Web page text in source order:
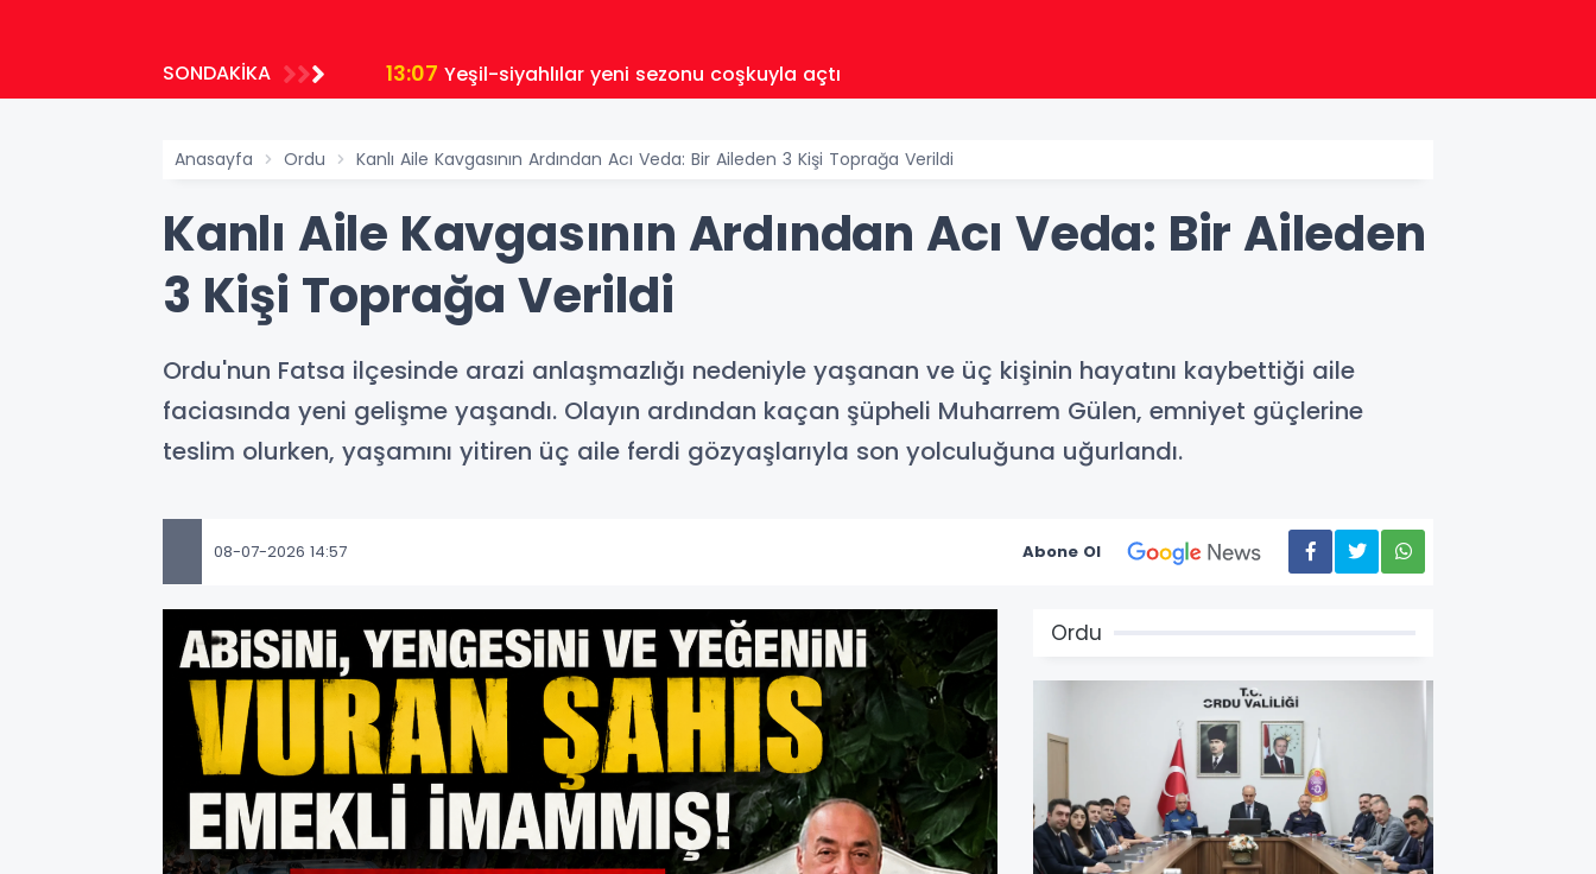
SONDAKİKA 13:07 Yeşil-siyahlılar yeni sezonu coşkuyla açtı
Anasayfa Ordu Kanlı Aile Kavgasının Ardından Acı Veda: Bir Aileden 3 Kişi Toprağa Verildi
Kanlı Aile Kavgasının Ardından Acı Veda: Bir Aileden
3 Kişi Toprağa Verildi
Ordu'nun Fatsa ilçesinde arazi anlaşmazlığı nedeniyle yaşanan ve üç kişinin hayatını kaybettiği aile
faciasında yeni gelişme yaşandı. Olayın ardından kaçan şüpheli Muharrem Gülen, emniyet güçlerine
teslim olurken, yaşamını yitiren üç aile ferdi gözyaşlarıyla son yolculuğuna uğurlandı.
08-07-2026 14:57 Abone Ol
Ordu